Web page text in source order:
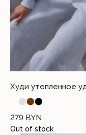
Худи утепленное
⬤⬤⬤
279 BYN
Out of stock